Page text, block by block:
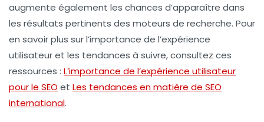
augmente également les chances d’apparaître dans
les résultats pertinents des moteurs de recherche. Pour
en savoir plus sur l’importance de l’expérience
utilisateuret les tendances à suivre, consultez ces
ressources : L’importance de l’expérience utilisateur
pour le SEO et Les tendances en matière de SEO
international.